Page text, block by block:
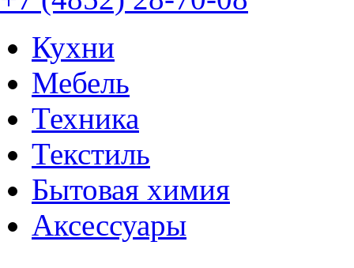
Кухни
Мебель
Техника
Текстиль
Бытовая химия
Аксессуары